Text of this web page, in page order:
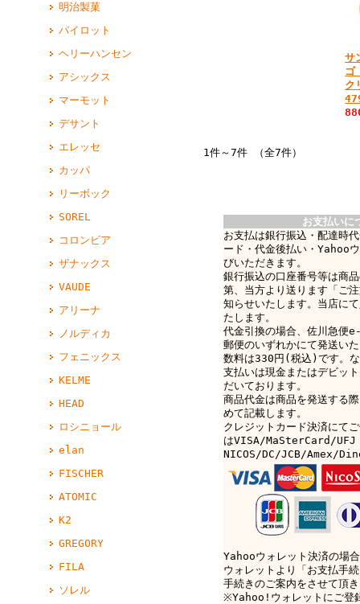
明治製菓
パイロット
ヘリーハンセン
アシックス
マーモット
デサント
エレッセ
カッパ
リーボック
SOREL
コロンビア
ザナックス
VAUDE
アリーナ
ノルディカ
フェニックス
KELME
HEAD
ロシニョール
elan
FISCHER
ATOMIC
K2
GREGORY
FILA
ソレル
サ
ゴ
ク
1件～7件 （全7件）
お支払いに
お支払は銀行振込・配達時
ード・代金後払い・Yahoo
びいただきます。
銀行振込の口座番号等は商
第、当方より送ります「ご
知らせいたします。当店に
たします。
代金引換の場合、佐川急
郵便のいずれかにて発送い
数料は330円(税込)です
支払いは現金またはデビッ
だいております。
商品代金は商品を発送する
めて記載します。
クレジットカード決済にて
はVISA/MaSterCard/UFJ
NICOS/DC/JCB/Amex/
Yahooウォレット決済の場
ウォレットより「お支払手
手続きのご案内をさせて頂
※Yahoo!ウォレットにご登